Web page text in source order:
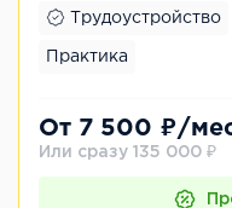
Трудоустройство
Практика
От 7 500 ₽/
Или сразу 135 000 ₽